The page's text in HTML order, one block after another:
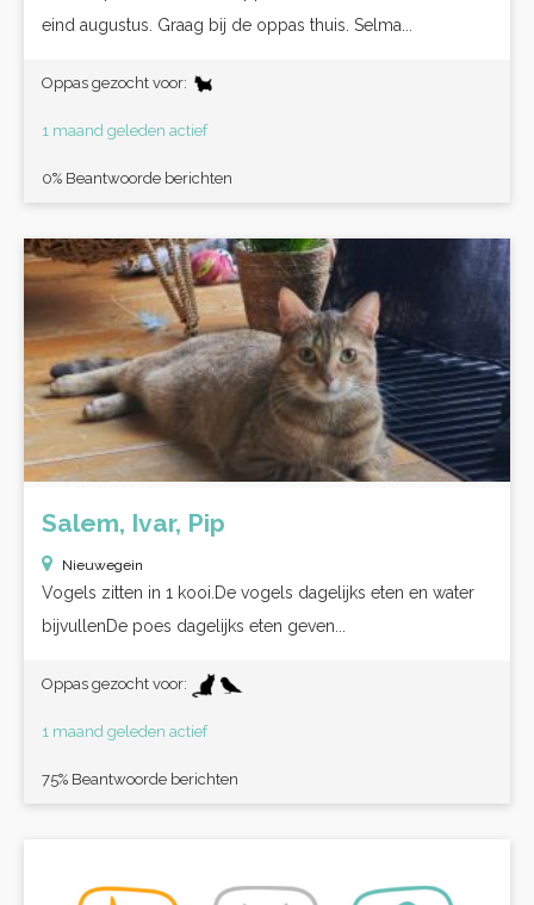
eind augustus. Graag bij de oppas thuis. Selma...
Oppas gezocht voor:
1 maand geleden actief
0% Beantwoorde berichten
Salem, Ivar, Pip
Nieuwegein
Vogels zitten in 1 kooi.De vogels dagelijks eten en water
bijvullenDe poes dagelijks eten geven...
Oppas gezocht voor:
1 maand geleden actief
75% Beantwoorde berichten